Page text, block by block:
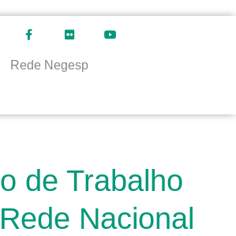
Rede Negesp
de Trabalho
Nacional